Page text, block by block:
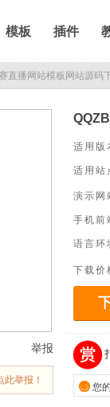
模板 插件
直播网站模板网站源码
举报
举报！
适用版
适用站
演示网
手机前
语言环
下载价

 您